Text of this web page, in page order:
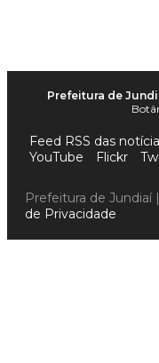
Prefeitura de
Feed RSS das
YouTube
Flickr
Prefeitura de Jundiaí
de Privacidade